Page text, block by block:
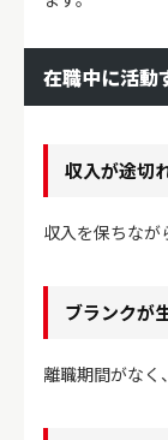
在職中に活動
収入が途切
収入を保ちなが
ブランクが
離職期間がなく